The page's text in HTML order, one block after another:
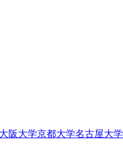
大阪大学京都大学名古屋大学